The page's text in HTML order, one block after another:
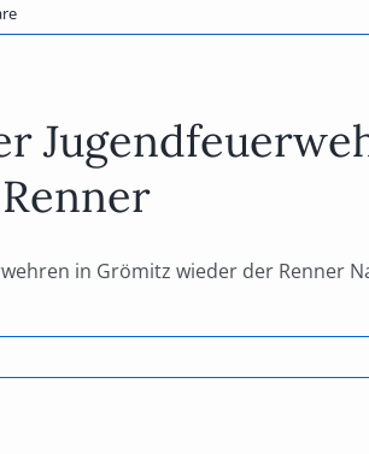
in Grömitz wieder der Renner